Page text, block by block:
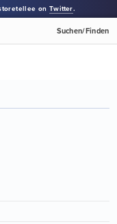
onTwitter.
Suchen/Finden